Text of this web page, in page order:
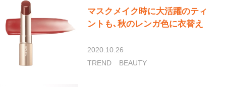
マスクメイク時に大活躍のティ
ントも､秋のレンガ色に衣替え
2020.10.26
TREND
BEAUTY